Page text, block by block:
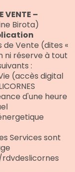
VENTE –
Birota)
de Vente (dites «
ni réserve à tout
:
(accès digital
d'une heure
Services sont